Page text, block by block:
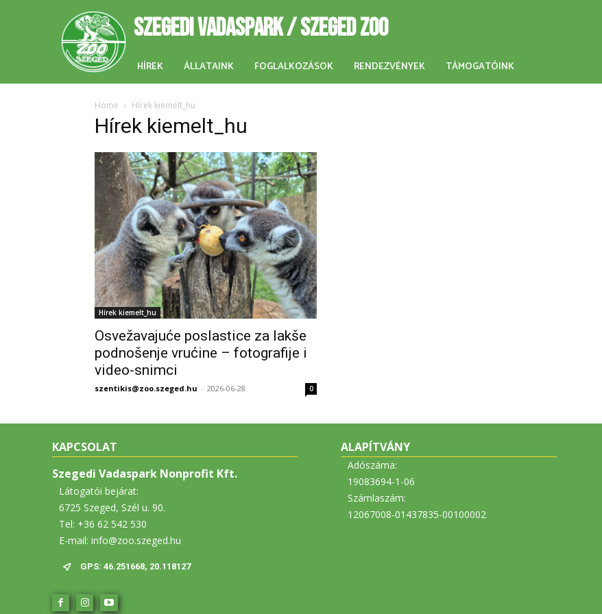
SZEGEDI VADASPARK / SZEGED ZOO
HÍREK ÁLLATAINK FOGLALKOZÁSOK RENDEZVÉNYEK TÁMOGATÓINK
Home Hírek kiemelt_hu
Hírek kiemelt_hu
Hírek kiemelt_hu
Osvežavajuće poslastice za lakše
podnošenje vrućine – fotografije i
video-snimci
szentikis@zoo.szeged.hu - 2026-06-28 0
KAPCSOLAT
Szegedi Vadaspark Nonprofit Kft.
Látogatói bejárat:
6725 Szeged, Szél u. 90.
Tel: +36 62 542 530
E-mail: info@zoo.szeged.hu
GPS: 46.251668, 20.118127
ALAPÍTVÁNY
Adószáma:
19083694-1-06
Számlaszám:
12067008-01437835-00100002